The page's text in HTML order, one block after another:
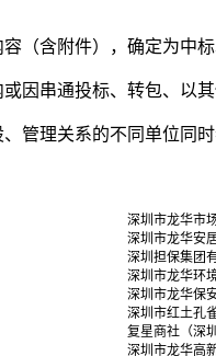
（含附件），确定为中
因串通投标、转包、以
管理关系的不同单位同
深圳市龙华市
深圳市龙华安
深圳担保集团
深圳市龙华环
深圳市龙华保
深圳市红土孔
复星商社（深
深圳市龙华高